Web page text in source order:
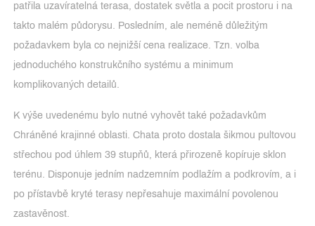
patřila uzavíratelná terasa, dostatek světla a pocit prostoru i na
takto malém půdorysu. Posledním, ale neméně důležitým
požadavkem byla co nejnižší cena realizace. Tzn. volba
jednoduchého konstrukčního systému a minimum
komplikovaných detailů.
K výše uvedenému bylo nutné vyhovět také požadavkům
Chráněné krajinné oblasti. Chata proto dostala šikmou pultovou
střechou pod úhlem 39 stupňů, která přirozeně kopíruje sklon
terénu. Disponuje jedním nadzemním podlažím a podkrovím, a i
po přístavbě kryté terasy nepřesahuje maximální povolenou
zastavěnost.